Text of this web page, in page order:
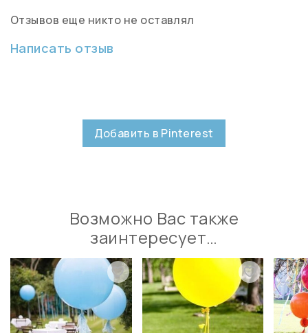
Отзывов еще никто не оставлял
Написать отзыв
Добавить в Pinterest
Возможно Вас также
заинтересует…